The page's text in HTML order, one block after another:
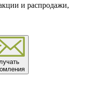
и распродажи,